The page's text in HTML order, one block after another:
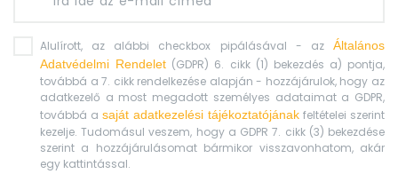
Alulírott, az alábbi checkbox pipálásával - az Általános
Adatvédelmi Rendelet (GDPR) 6. cikk (1) bekezdés a) pontja,
továbbá a 7. cikk rendelkezése alapján - hozzájárulok, hogy az
adatkezelő a most megadott személyes adataimat a GDPR,
továbbá a saját adatkezelési tájékoztatójának feltételei szerint
kezelje. Tudomásul veszem, hogy a GDPR 7. cikk (3) bekezdése
szerint a hozzájárulásomat bármikor visszavonhatom, akár
egy kattintással.